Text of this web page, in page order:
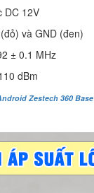
DC 12V
và GND (đen)
± 0.1 MHz
dBm
Zestech 360 Base